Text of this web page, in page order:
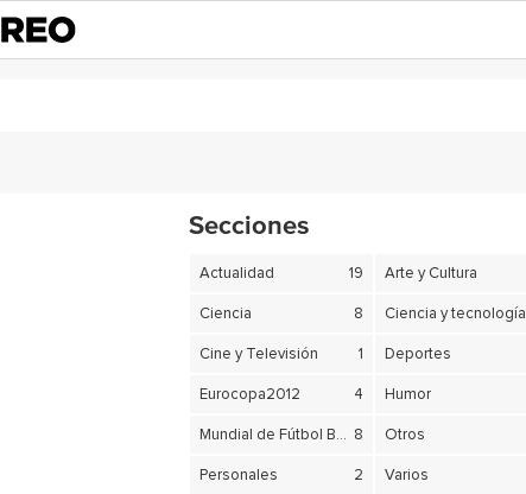
Secciones
Actualidad 19 Arte y Cultura
Ciencia 8 Ciencia y tecnología
Cine y Televisión 1 Deportes
Eurocopa2012 4 Humor
Mundial de Fútbol Brasil 2014 8 Otros
Personales 2 Varios